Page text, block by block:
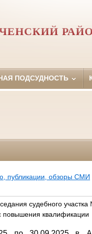
ПОДСУДНОСТЬ
публикации, обзоры СМИ
судебного
повышения квалификации